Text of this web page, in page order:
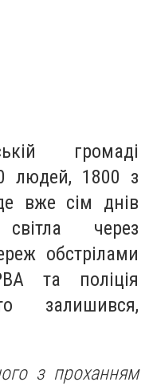
громаді
людей, 1800 з
вже сім днів
через
обстрілами
та поліція
залишився,
з проханням